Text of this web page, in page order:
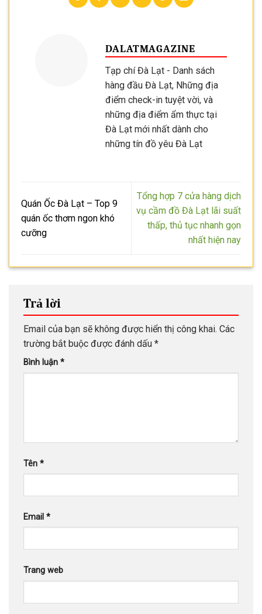
DALATMAGAZINE
Tạp chí Đà Lạt - Danh sách
hàng đầu Đà Lạt, Những địa
điểm check-in tuyệt vời, và
những địa điểm ẩm thực tại
Đà Lạt mới nhất dành cho
những tín đồ yêu Đà Lạt
Quán Ốc Đà Lạt – Top 9
quán ốc thơm ngon khó
cưỡng
Tổng hợp 7 cửa hàng dịch
vụ cầm đồ Đà Lạt lãi suất
thấp, thủ tục nhanh gọn
nhất hiện nay
Trả lời
Email của bạn sẽ không được hiển thị công khai. Các
trường bắt buộc được đánh dấu *
Bình luận *
Tên *
Email *
Trang web